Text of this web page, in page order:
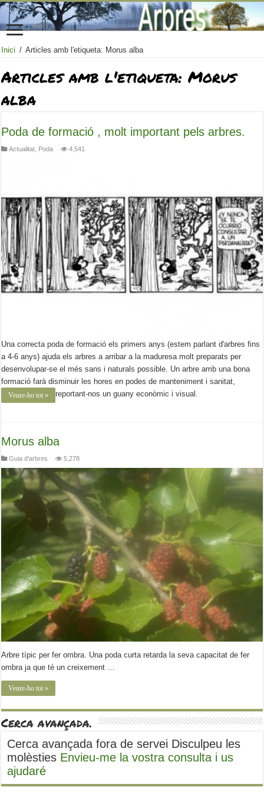
Inici / Articles amb l'etiqueta: Morus alba
Articles amb l'etiqueta:Morus
alba
Poda de formació , molt important pels arbres.
Actualitat Poda 4,541
Una correcta poda de formació els primers anys (estem parlant d'arbres fins
a 4-6 anys) ajuda els arbres a arribar a la maduresa molt preparats per
desenvolupar-se el més sans i naturals possible. Un arbre amb una bona
formació farà disminuir les hores en podes de manteniment i sanitat,
reportant-nos un guany econòmic i visual.
Veure-ho tot »
Morus alba
Guia d'arbres 5,278
Arbre típic per fer ombra. Una poda curta retarda la seva capacitat de fer
ombra ja que té un creixement …
Veure-ho tot »
Cerca avançada.
Cerca avançada fora de servei Disculpeu les
molèsties Envieu-me la vostra consulta i us
ajudaré